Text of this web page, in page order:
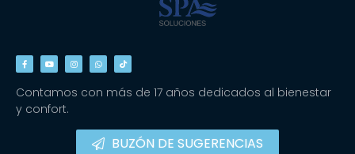
Contamos con más de 17 años dedicados al bienestar
y confort.
BUZÓN DE SUGERENCIAS